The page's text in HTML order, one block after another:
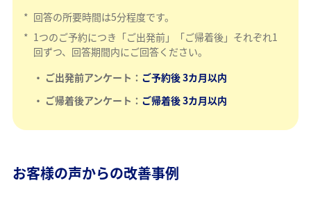
* 回答の所要時間は5分程度です。
* 1つのご予約につき「ご出発前」「ご帰着後」それぞれ1
回ずつ、回答期間内にご回答ください。
ご出発前アンケート： ご予約後 3カ月以内
ご帰着後アンケート： ご帰着後3カ月以内
お客様の声からの改善事例